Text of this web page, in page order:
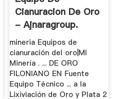
Cianuracion De Oro
- Ajnaragroup.
mineria Equipos de
cianuración del oro|MI
Minería . ... DE ORO
FILONIANO EN Fuente
Equipo Técnico ... a la
Lixiviación de Oro y Plata 2